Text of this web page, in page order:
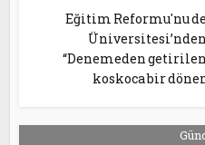
Eğitim Reformu'nu
“Denemeden
koskoca bir